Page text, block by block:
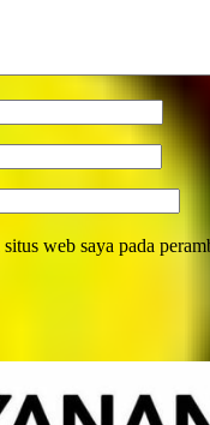
web saya pada